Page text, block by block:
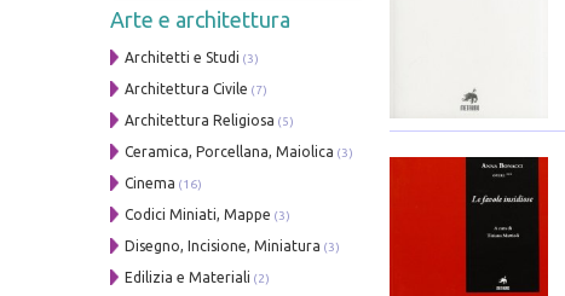
Arte e architettura
Architetti e Studi (3)
Architettura Civile (7)
Architettura Religiosa (5)
Ceramica, Porcellana, Maiolica (3)
Cinema (16)
Codici Miniati, Mappe (3)
Disegno, Incisione, Miniatura (3)
Edilizia e Materiali (2)